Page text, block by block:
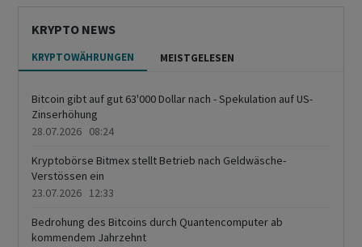
KRYPTO NEWS
KRYPTOWÄHRUNGEN MEISTGELESEN
Bitcoin gibt auf gut 63'000 Dollar nach - Spekulation auf US-
Zinserhöhung
28.07.2026 08:24
Kryptobörse Bitmex stellt Betrieb nach Geldwäsche-
Verstössen ein
23.07.2026 12:33
Bedrohung des Bitcoins durch Quantencomputer ab
kommendem Jahrzehnt